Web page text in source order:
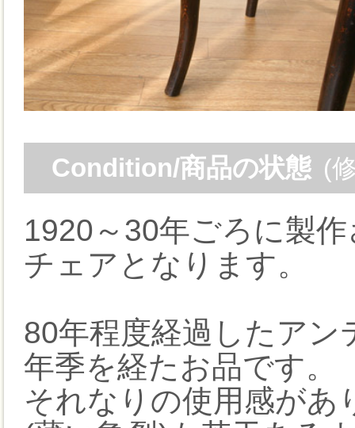
Condition/商品の状態 (
1920～30年ごろに製
チェアとなります。
80年程度経過したア
年季を経たお品です。
それなりの使用感があ